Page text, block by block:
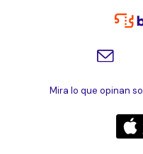
Mira lo que opinan